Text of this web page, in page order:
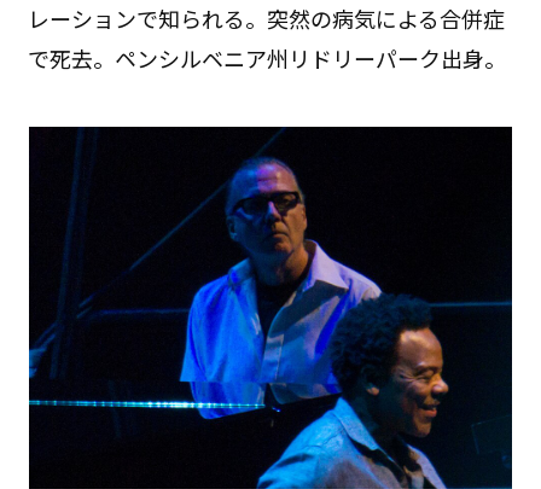
レーションで知られる。突然の病気による合併症
で死去。ペンシルベニア州リドリーパーク出身。